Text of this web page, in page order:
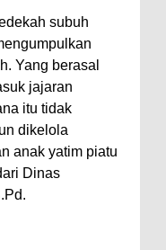
subuh
Yang berasal
jajaran
itu tidak
dikelola
anak yatim piatu
Dinas